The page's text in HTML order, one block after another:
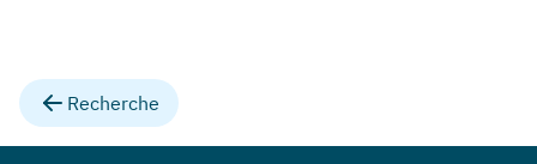
Recherche